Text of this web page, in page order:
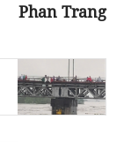
Phan Trang